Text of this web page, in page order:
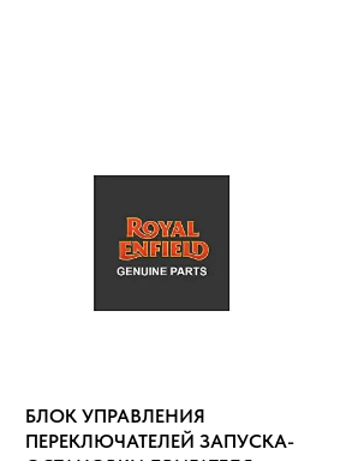
БЛОК УПРАВЛЕНИЯ
ПЕРЕКЛЮЧАТЕЛЕЙ ЗАПУСКА-